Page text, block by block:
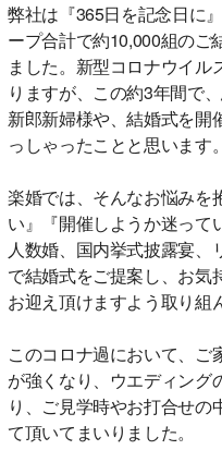
弊社は『365日を記念日に
ープ合計で約10,000組のご
ました。新型コロナウイ
りますが、この約3年間で
新郎新婦様や、結婚式を開
っしゃったことと思います。
楽婚では、そんなお悩みを
い』『開催しようか迷って
人数婚、国内挙式披露宴、
で結婚式をご提案し、お気
お迎え頂けますよう取り組
このコロナ過において、ご
が強くなり、ウエディング
り、ご見学時やお打合せ
て頂いてまいりました。